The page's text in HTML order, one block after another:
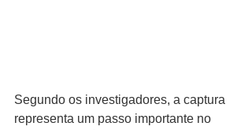
Segundo os investigadores, a captura
representa um passo importante no